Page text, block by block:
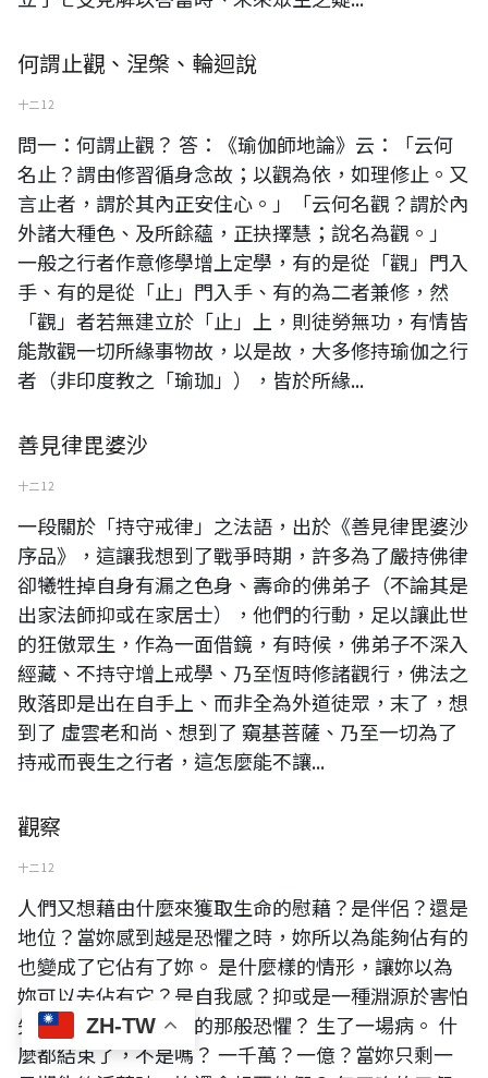
ZH-TW
何謂止觀、涅槃、輪迴說
十二 12
問一：何謂止觀？ 答：《瑜伽師地論》云：「云何
名止？謂由修習循身念故；以觀為依，如理修止。又
言止者，謂於其內正安住心。」「云何名觀？謂於內
外諸大種色、及所餘蘊，正抉擇慧；說名為觀。」
一般之行者作意修學增上定學，有的是從「觀」門入
手、有的是從「止」門入手、有的為二者兼修，然
「觀」者若無建立於「止」上，則徒勞無功，有情皆
能散觀一切所緣事物故，以是故，大多修持瑜伽之行
者（非印度教之「瑜珈」），皆於所緣...
善見律毘婆沙
十二 12
一段關於「持守戒律」之法語，出於《善見律毘婆沙
序品》，這讓我想到了戰爭時期，許多為了嚴持佛律
卻犧牲掉自身有漏之色身、壽命的佛弟子（不論其是
出家法師抑或在家居士），他們的行動，足以讓此世
的狂傲眾生，作為一面借鏡，有時候，佛弟子不深入
經藏、不持守增上戒學、乃至恆時修諸觀行，佛法之
敗落即是出在自手上、而非全為外道徒眾，末了，想
到了 虛雲老和尚、想到了 窺基菩薩、乃至一切為了
持戒而喪生之行者，這怎麼能不讓...
觀察
十二 12
人們又想藉由什麼來獲取生命的慰藉？是伴侶？還是
地位？當妳感到越是恐懼之時，妳所以為能夠佔有的
也變成了它佔有了妳。 是什麼樣的情形，讓妳以為
妳可以去佔有它？是自我感？抑或是一種淵源於害怕
失去所擁有的感受中的那般恐懼？ 生了一場病。 什
麼都結束了，不是嗎？ 一千萬？一億？當妳只剩一